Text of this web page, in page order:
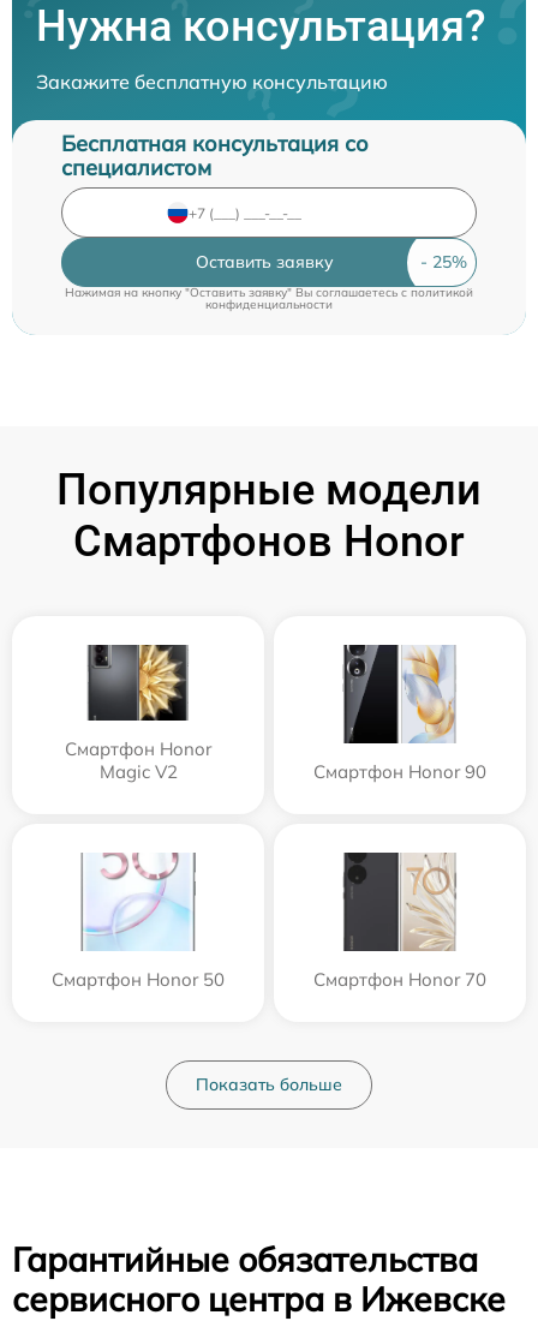
Нужна консультация?
Закажите бесплатную консультацию
Бесплатная консультация со
специалистом
Оставить заявку
Нажимая на кнопку "Оставить заявку" Вы соглашаетесь cполитикой
конфиденциальности
Популярные модели
Смартфонов Honor
Смартфон Honor
Magic V2
Смартфон Honor 90
Смартфон Honor 50 Смартфон Honor 70
Показать больше
Гарантийные обязательства
сервисного центра в Ижевске